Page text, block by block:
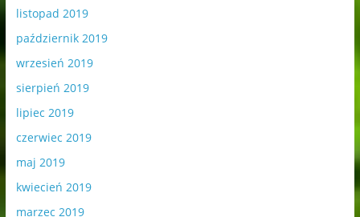
listopad 2019
październik 2019
wrzesień 2019
sierpień 2019
lipiec 2019
czerwiec 2019
maj 2019
kwiecień 2019
marzec 2019